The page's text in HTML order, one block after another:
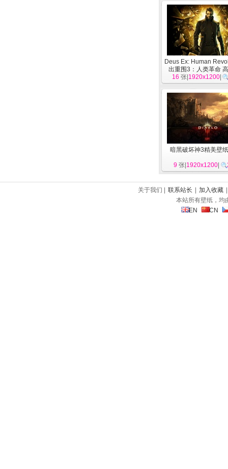
Deus Ex: Human
出重围3：人类革命
[游戏]
16 张| 1920x1200
暗黑破坏神3精美壁纸
9 张| 1920x1200
关于我们 | 联系站长 加入收藏
本站所有壁纸，均
EN
CN